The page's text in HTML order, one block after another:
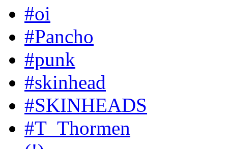
#oi
#Pancho
#punk
#skinhead
#SKINHEADS
#T_Thormen